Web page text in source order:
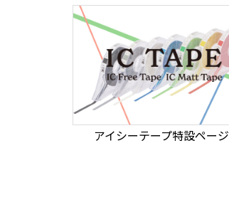
アイシーテープ特設ページ